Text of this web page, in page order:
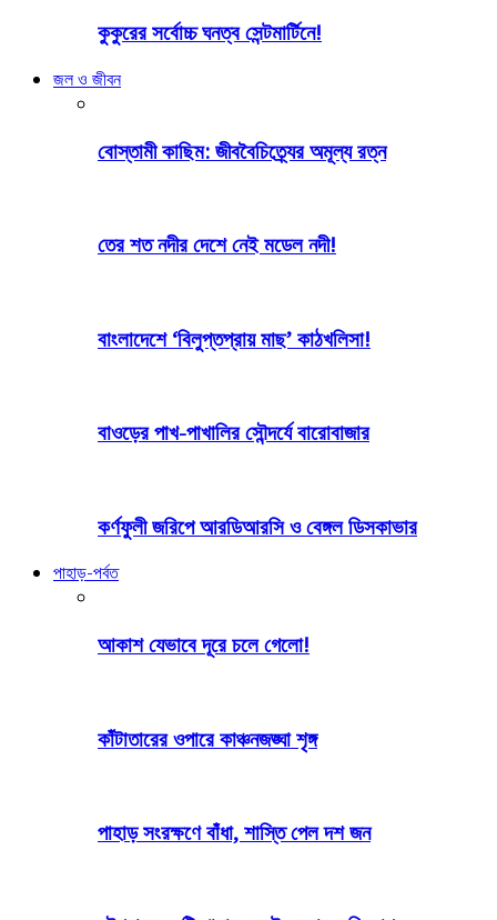
কুকুরের সর্বোচ্চ ঘনত্ব সেন্টমার্টিনে!
জল ও জীবন
বোস্তামী কাছিম: জীববৈচিত্র্যের অমূল্য রত্ন
তের শত নদীর দেশে নেই মডেল নদী!
বাংলাদেশে ‘বিলুপ্তপ্রায় মাছ’ কাঠখলিসা!
বাওড়ের পাখ-পাখালির সৌন্দর্যে বারোবাজার
কর্ণফুলী জরিপে আরডিআরসি ও বেঙ্গল ডিসকাভার
পাহাড়-পর্বত
আকাশ যেভাবে দূরে চলে গেলো!
কাঁটাতারের ওপারে কাঞ্চনজঙ্ঘা শৃঙ্গ
পাহাড় সংরক্ষণে বাঁধা, শাস্তি পেল দশ জন